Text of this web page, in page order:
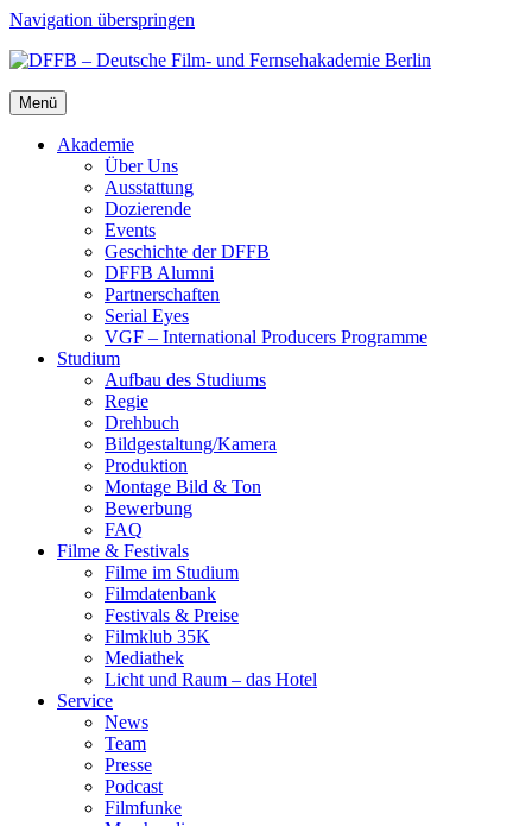
Navigation überspringen
Menü
Aka­de­mie
Über Uns
Aus­stat­tung
Dozie­ren­de
Events
Geschich­te der DFFB
DFFB Alum­ni
Part­ner­schaf­ten
Seri­al Eyes
VGF – Inter­na­tio­nal Pro­du­cers Pro­gram­me
Stu­di­um
Auf­bau des Stu­di­ums
Regie
Dreh­buch
Bildgestaltung/​​Kamera
Pro­duk­ti­on
Mon­ta­ge Bild & Ton
Bewer­bung
FAQ
Fil­me & Fes­ti­vals
Fil­me im Stu­di­um
Film­da­ten­bank
Fes­ti­vals & Prei­se
Film­klub 35K
Media­thek
Licht und Raum – das Hotel
Ser­vice
News
Team
Pres­se
Pod­cast
Film­fun­ke